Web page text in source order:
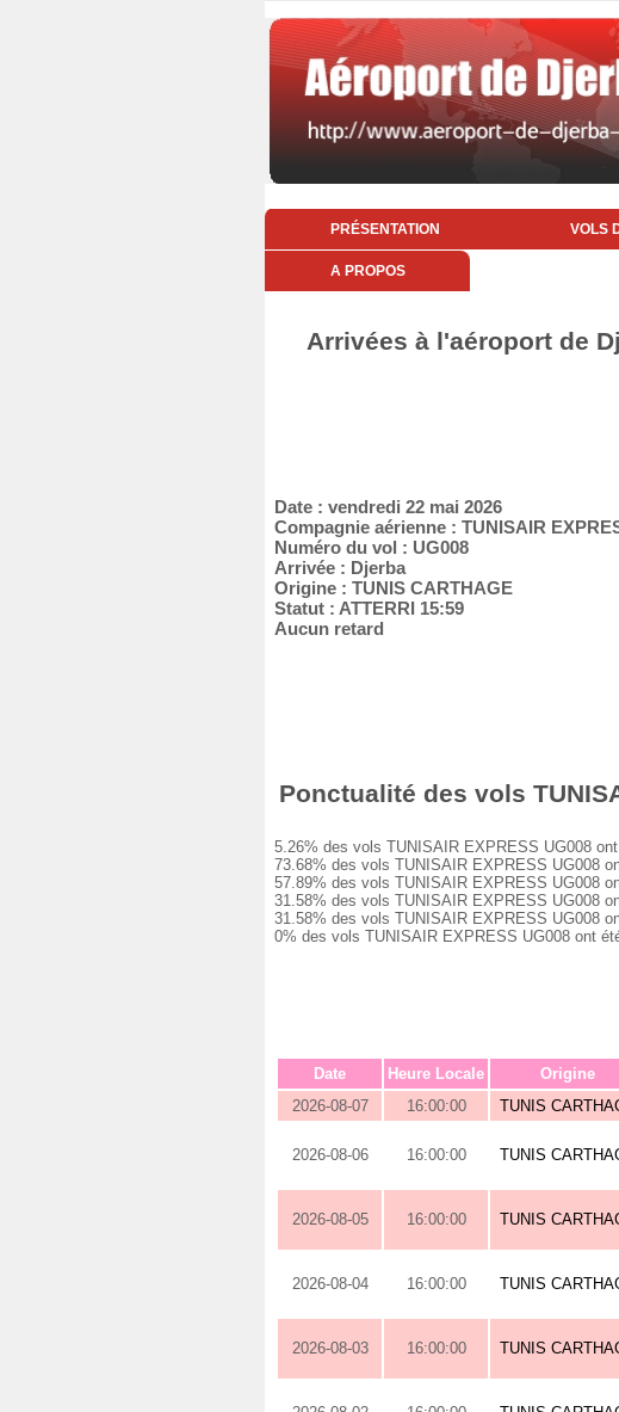
PRÉSENTATION VOLS
A PROPOS
Arrivées à l'aéroport de
Date : vendredi 22 mai 2026
Compagnie aérienne : TUNISAIR
Numéro du vol : UG008
Arrivée : Djerba
Origine : TUNIS CARTHAGE
Statut : ATTERRI 15:59
Aucun retard
Ponctualité des vols
5.26% des vols TUNISAIR EXPRESS UG008
73.68% des vols TUNISAIR EXPRESS UG008
57.89% des vols TUNISAIR EXPRESS UG008
31.58% des vols TUNISAIR EXPRESS UG008
31.58% des vols TUNISAIR EXPRESS UG008
0% des vols TUNISAIR EXPRESS UG008 ont
Date Heure Locale Origine
2026-08-07
16:00:00 TUNIS
2026-08-06 16:00:00 TUNIS
2026-08-05 16:00:00 TUNIS
2026-08-04 16:00:00 TUNIS
2026-08-03 16:00:00 TUNIS